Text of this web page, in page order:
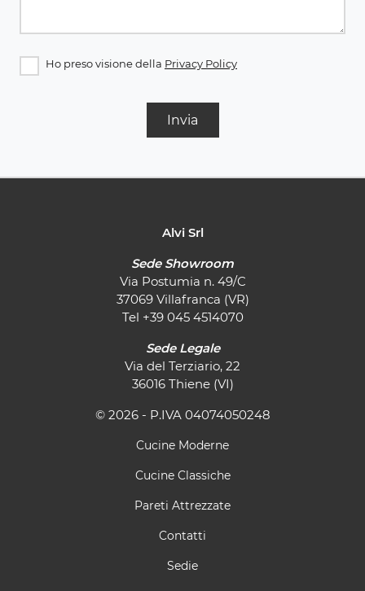
Ho preso visione della Privacy Policy
Invia
Alvi Srl
Sede Showroom
Via Postumia n. 49/C
37069 Villafranca (VR)
Tel +39 045 4514070
Sede Legale
Via del Terziario, 22
36016 Thiene (VI)
© 2026 - P.IVA 04074050248
Cucine Moderne
Cucine Classiche
Pareti Attrezzate
Contatti
Sedie